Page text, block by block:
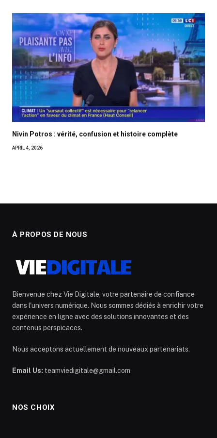
Nivin Potros : vérité, confusion et histoire complète
APRIL 4, 2026
À PROPOS DE NOUS
Bienvenue chez Vie Digitale, votre partenaire de confiance
dans l'univers numérique. Nous sommes dédiés à enrichir votre
expérience en ligne avec des solutions innovantes et des
contenus perspicaces.
Nous acceptons actuellement de nouveaux partenariats.
Email Us: teamviedigitale@gmail.com
NOS CHOIX